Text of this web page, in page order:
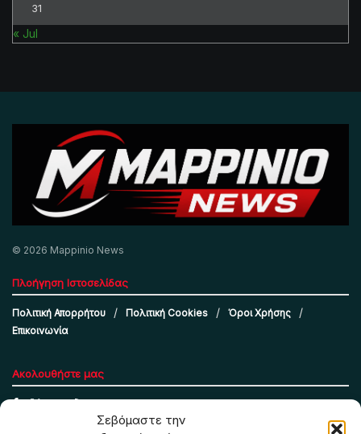
Σεβόμαστε την
31
« Jul
© 2026 Mappinio News
Πλοήγηση Ιστοσελίδας
Πολιτική Απορρήτου Πολιτική Cookies
Όροι Χρήσης
Επικοινωνία
Ακολουθήστε μας